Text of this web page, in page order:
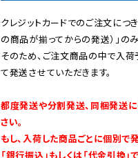
クレジットカードでのご注文につ
の商品が揃ってからの発送）」の
そのため、ご注文商品の中で入
て発送させていただきます。
都度発送や分割発送、同梱発送
さい。
もし、入荷した商品ごとに個別で
「銀行振込」もしくは「代金引換